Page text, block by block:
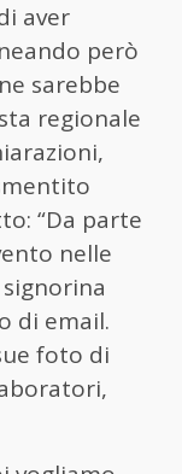
aver
però
sarebbe
regionale
“Da parte
nelle
di email.
foto di